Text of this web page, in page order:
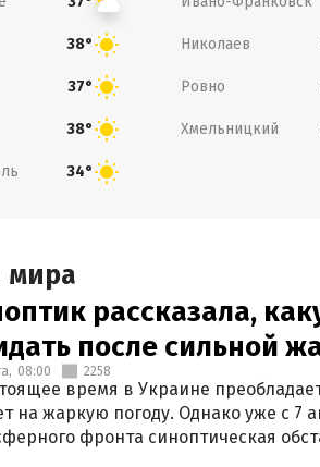
38° Николаев
37° Ровно
38° Хмельницкий
34°
мира
рассказала,
после сильной
08:00 2258
время в Украине
на жаркую погоду. Однако уже с 7
фронта синоптическая